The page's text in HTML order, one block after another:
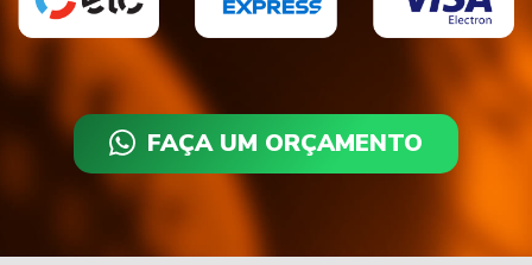
FAÇA UM ORÇAMENTO